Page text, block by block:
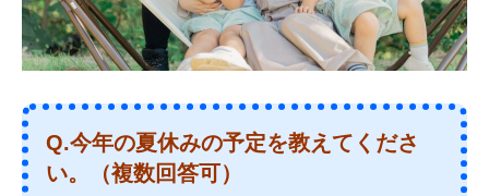
Q.今年の夏休みの予定を教えてくださ
い。（複数回答可）